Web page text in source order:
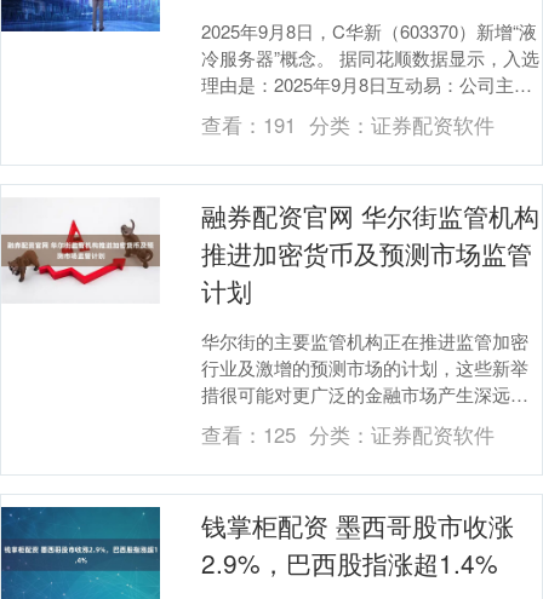
2025年9月8日，C华新（603370）新增“液
冷服务器”概念。 据同花顺数据显示，入选
理由是：2025年9月8日互动易：公司主要
产品为各类精密冲压铁芯及铁芯....
查看： 191 分类： 证券配资软件
融券配资官网 华尔街监管机构
推进加密货币及预测市场监管
计划
华尔街的主要监管机构正在推进监管加密
行业及激增的预测市场的计划，这些新举
措很可能对更广泛的金融市场产生深远影
响。 在监管机构数月的公开表态以及国会
的政治博弈之后....
查看： 125 分类： 证券配资软件
钱掌柜配资 墨西哥股市收涨
2.9%，巴西股指涨超1.4%